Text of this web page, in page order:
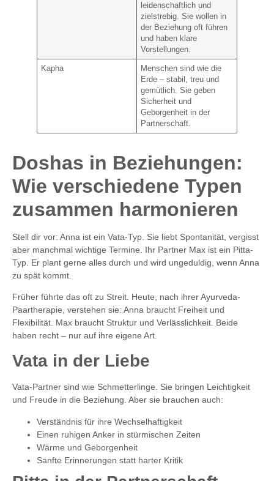
leidenschaftlich und
zielstrebig. Sie wollen in
der Beziehung oft führen
und haben klare
Vorstellungen.
Kapha
Menschen sind wie die
Erde – stabil, treu und
gemütlich. Sie geben
Sicherheit und
Geborgenheit in der
Partnerschaft.
Doshas in Beziehungen:
Wie verschiedene Typen
zusammen harmonieren
Stell dir vor: Anna ist ein Vata-Typ. Sie liebt Spontanität, vergisst
aber manchmal wichtige Termine. Ihr Partner Max ist ein Pitta-
Typ. Er plant gerne alles durch und wird ungeduldig, wenn Anna
zu spät kommt.
Früher führte das oft zu Streit. Heute, nach ihrer Ayurveda-
Paartherapie, verstehen sie: Anna braucht Freiheit und
Flexibilität. Max braucht Struktur und Verlässlichkeit. Beide
haben recht – nur auf ihre eigene Art.
Vata in der Liebe
Vata-Partner sind wie Schmetterlinge. Sie bringen Leichtigkeit
und Freude in die Beziehung. Aber sie brauchen auch:
Verständnis für ihre Wechselhaftigkeit
Einen ruhigen Anker in stürmischen Zeiten
Wärme und Geborgenheit
Sanfte Erinnerungen statt harter Kritik